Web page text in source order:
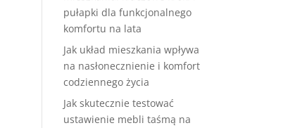
pułapki dla funkcjonalnego
komfortu na lata
Jak układ mieszkania wpływa
na nasłonecznienie i komfort
codziennego życia
Jak skutecznie testować
ustawienie mebli taśmą na